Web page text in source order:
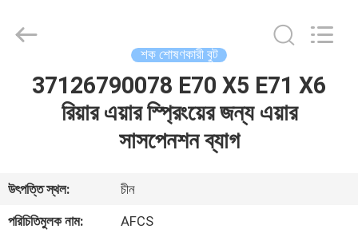
ভিডিও
PARTS
Reserved.
শক শোষণকারী বুট
37126790078 E70 X5 E71 X6
রিয়ার এয়ার স্প্রিংয়ের জন্য এয়ার
সাসপেনশন ব্যাগ
উৎপত্তি স্থল:
চীন
পরিচিতিমুলক নাম:
AFCS